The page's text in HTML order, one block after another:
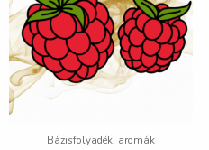
Bázisfolyadék, aromák